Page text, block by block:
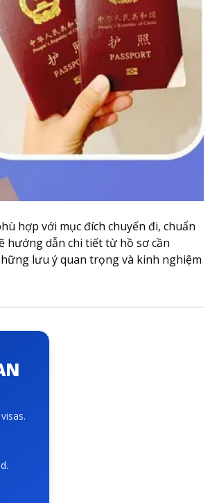
hợp với mục đích chuyến đi, chuẩn
hướng dẫn chi tiết từ hồ sơ cần
lưu ý quan trọng và kinh nghiệm